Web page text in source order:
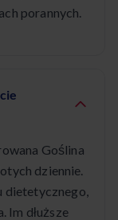
porannych.
Goślina
dziennie.
dietetycznego,
Im dłuższe